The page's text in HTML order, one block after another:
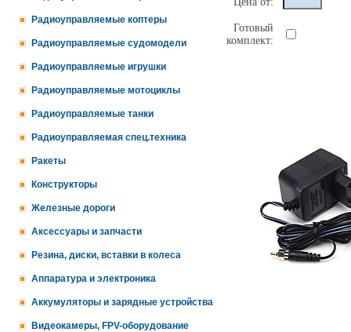
Радиоуправляемые коптеры
Радиоуправляемые судомодели
Радиоуправляемые игрушки
Радиоуправляемые мотоциклы
Радиоуправляемые танки
Радиоуправляемая спец.техника
Ракеты
Конструкторы
Железные дороги
Аксессуары и запчасти
Резина, диски, вставки в колеса
Аппаратура и электроника
Аккумуляторы и зарядные устройства
Видеокамеры, FPV-оборудование
Готовый
комплект: